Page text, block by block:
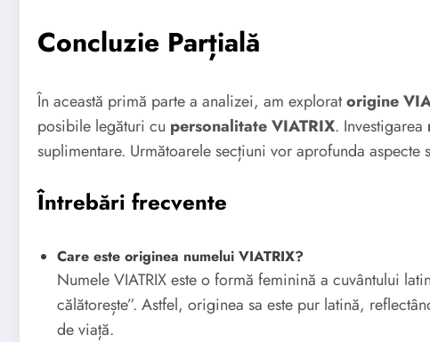
Concluzie Parțială
În această primă parte a analizei, am exploratorigine
posibile legături cu personalitate VIATRIX. Investigarea
suplimentare. Următoarele secțiuni vor aprofunda aspecte
Întrebări frecvente
Care este originea numelui VIATRIX?
Numele VIATRIX este o formă feminină a cuvântului
călătorește”. Astfel, originea sa este pur latină,
de viață.